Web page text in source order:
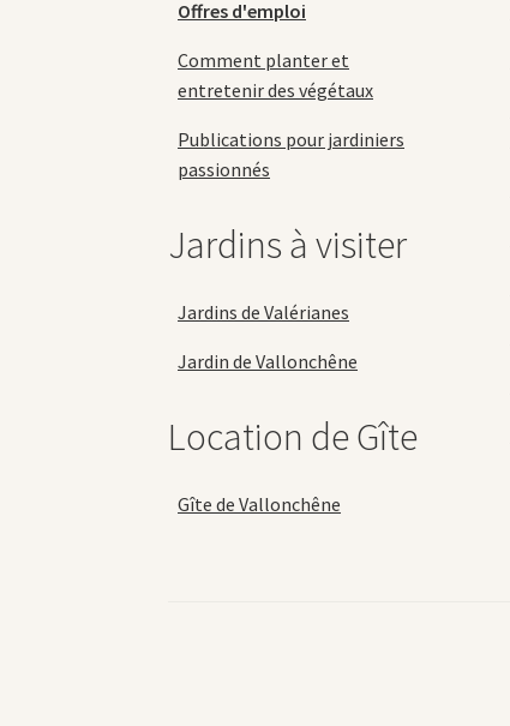
Offres d'emploi
Comment planter et
entretenir des végétaux
Publications pour jardiniers
passionnés
Jardins à visiter
Jardins de Valérianes
Jardin de Vallonchêne
Location de Gîte
Gîte de Vallonchêne